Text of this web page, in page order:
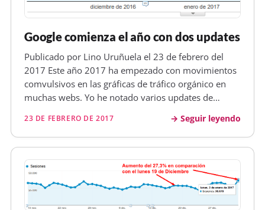
Google comienza el año con dos updates
Publicado por Lino Uruñuela el 23 de febrero del
2017 Este año 2017 ha empezado con movimientos
comvulsivos en las gráficas de tráfico orgánico en
muchas webs. Yo he notado varios updates de
un poco. ¿Primer Update del año, 2 de enero?
Comenzamos el día 2 de enero con…
23 DE FEBRERO DE 2017 Seguir leyendo